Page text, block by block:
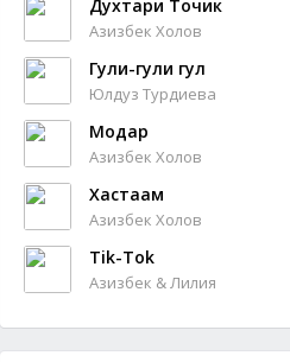
Духтари Точик
Азизбек Холов
Гули-гули гул
Юлдуз Турдиева
Модар
Азизбек Холов
Хастаам
Азизбек Холов
Tik-Tok
Азизбек & Лилия